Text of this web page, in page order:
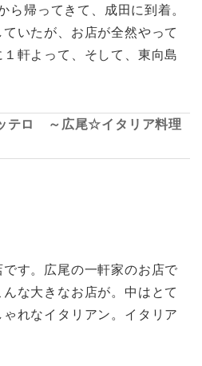
ら帰ってきて、成田に到着。
いたが、お店が全然やって
軒よって、そして、東向島
テロ ～広尾☆イタリア料理
す。広尾の一軒家のお店で
な大きなお店が。中はとて
れなイタリアン。イタリア